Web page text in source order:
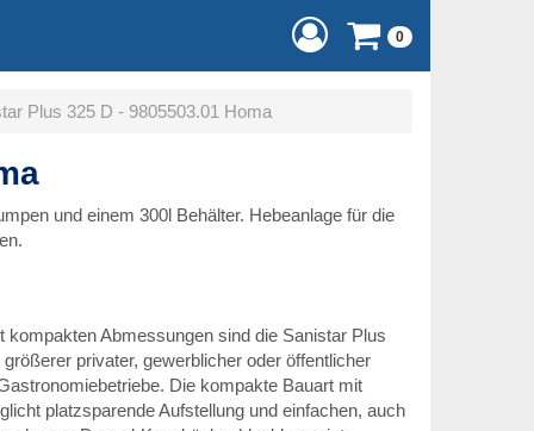
0
Plus 325 D - 9805503.01 Homa
und einem 300l Behälter. Hebeanlage für die
Abmessungen sind die Sanistar Plus
privater, gewerblicher oder öffentlicher
Die kompakte Bauart mit
platzsparende Aufstellung und einfachen, auch